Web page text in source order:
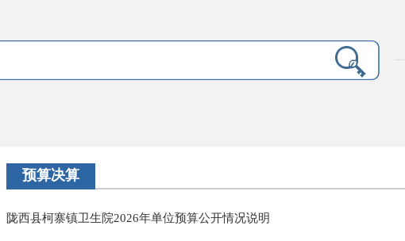
预算决算
陇西县柯寨镇卫生院2026年单位预算公开情况说明